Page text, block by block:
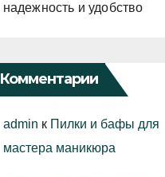
надежность и удобство
Комментарии
admin к Пилки и бафы для
мастера маникюра